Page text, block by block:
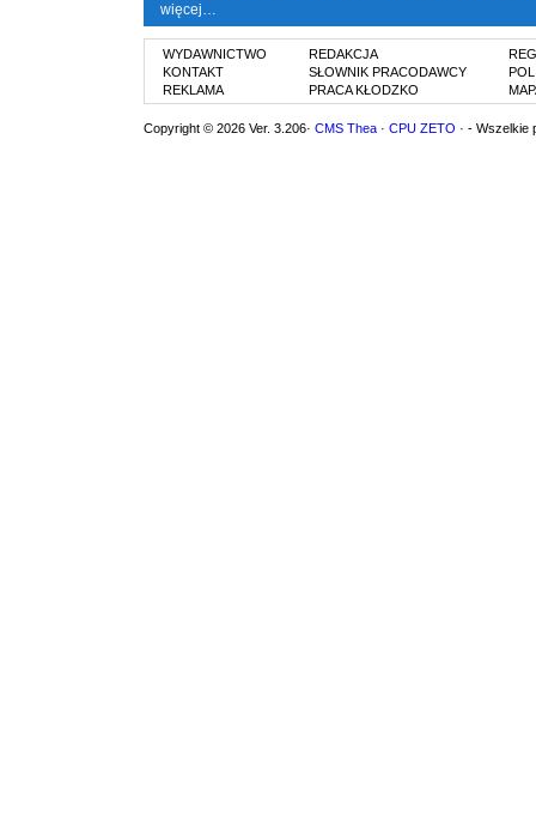
więcej…
WYDAWNICTWO
KONTAKT
REKLAMA
REDAKCJA
SŁOWNIK PRACODAWCY
PRACA KŁODZKO
Copyright © 2026 Ver. 3.206· CMS Thea · CPU ZETO · - Wszelkie